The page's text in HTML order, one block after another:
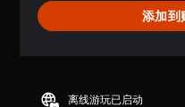
添加到
离线游玩已启动